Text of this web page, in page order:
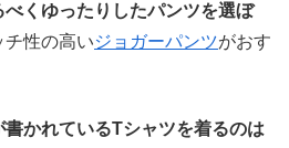
くゆったりしたパンツを選ぼ
チ性の高いジョガーパンツがおす
かれているTシャツを着るのは